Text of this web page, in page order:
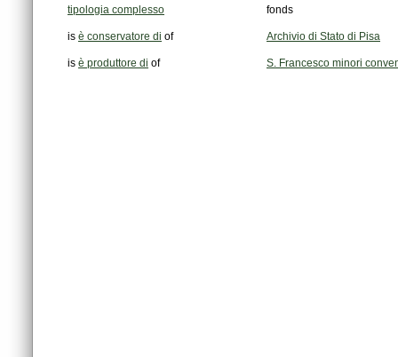
tipologia complesso fonds
is è conservatore di of Archivio di Stato di Pisa
is è produttore di of S. Francesco minori